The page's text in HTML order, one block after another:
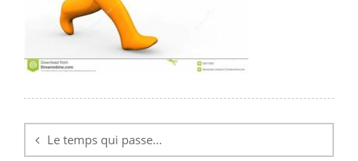
de
l’article
Le temps qui passe…